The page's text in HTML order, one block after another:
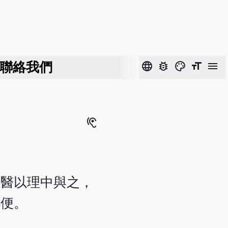
絡我們 language bug_report color_lens format_size menu
hearing
以理中與之，
。